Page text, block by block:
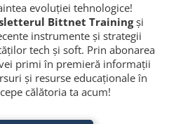
evoluției tehnologice!
Bittnet Trainingși
instrumente și strategii
tech și soft. Prin abonarea
primi în premieră informații
și resurse educaționale în
călătoria ta acum!